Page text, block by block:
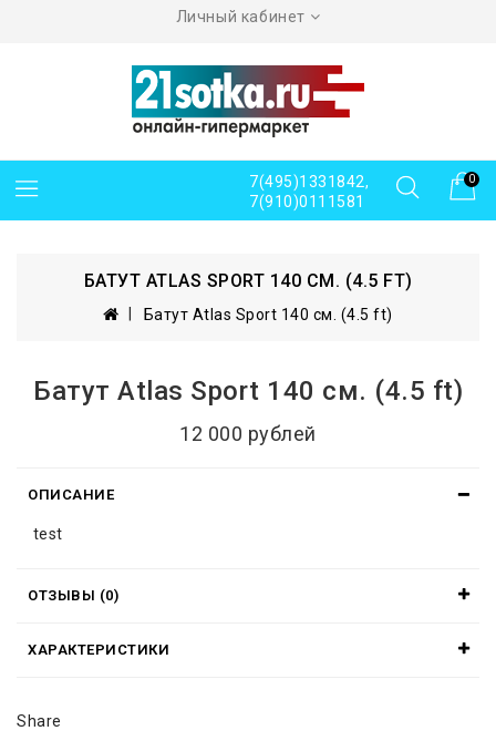
Личный кабинет
0
7(495)1331842,
7(910)0111581
БАТУТ ATLAS SPORT 140 СМ. (4.5 FT)
Батут Atlas Sport 140 см. (4.5 ft)
Батут Atlas Sport 140 см. (4.5 ft)
12 000 рублей
ОПИСАНИЕ
test
ОТЗЫВЫ (0)
ХАРАКТЕРИСТИКИ
Share